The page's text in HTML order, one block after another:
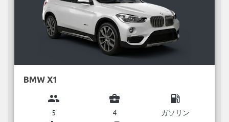
BMW X1
group
5
business_center
4
local_gas_station
ガソリン